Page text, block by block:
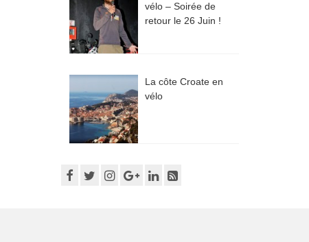
vélo – Soirée de
retour le 26 Juin !
La côte Croate en
vélo